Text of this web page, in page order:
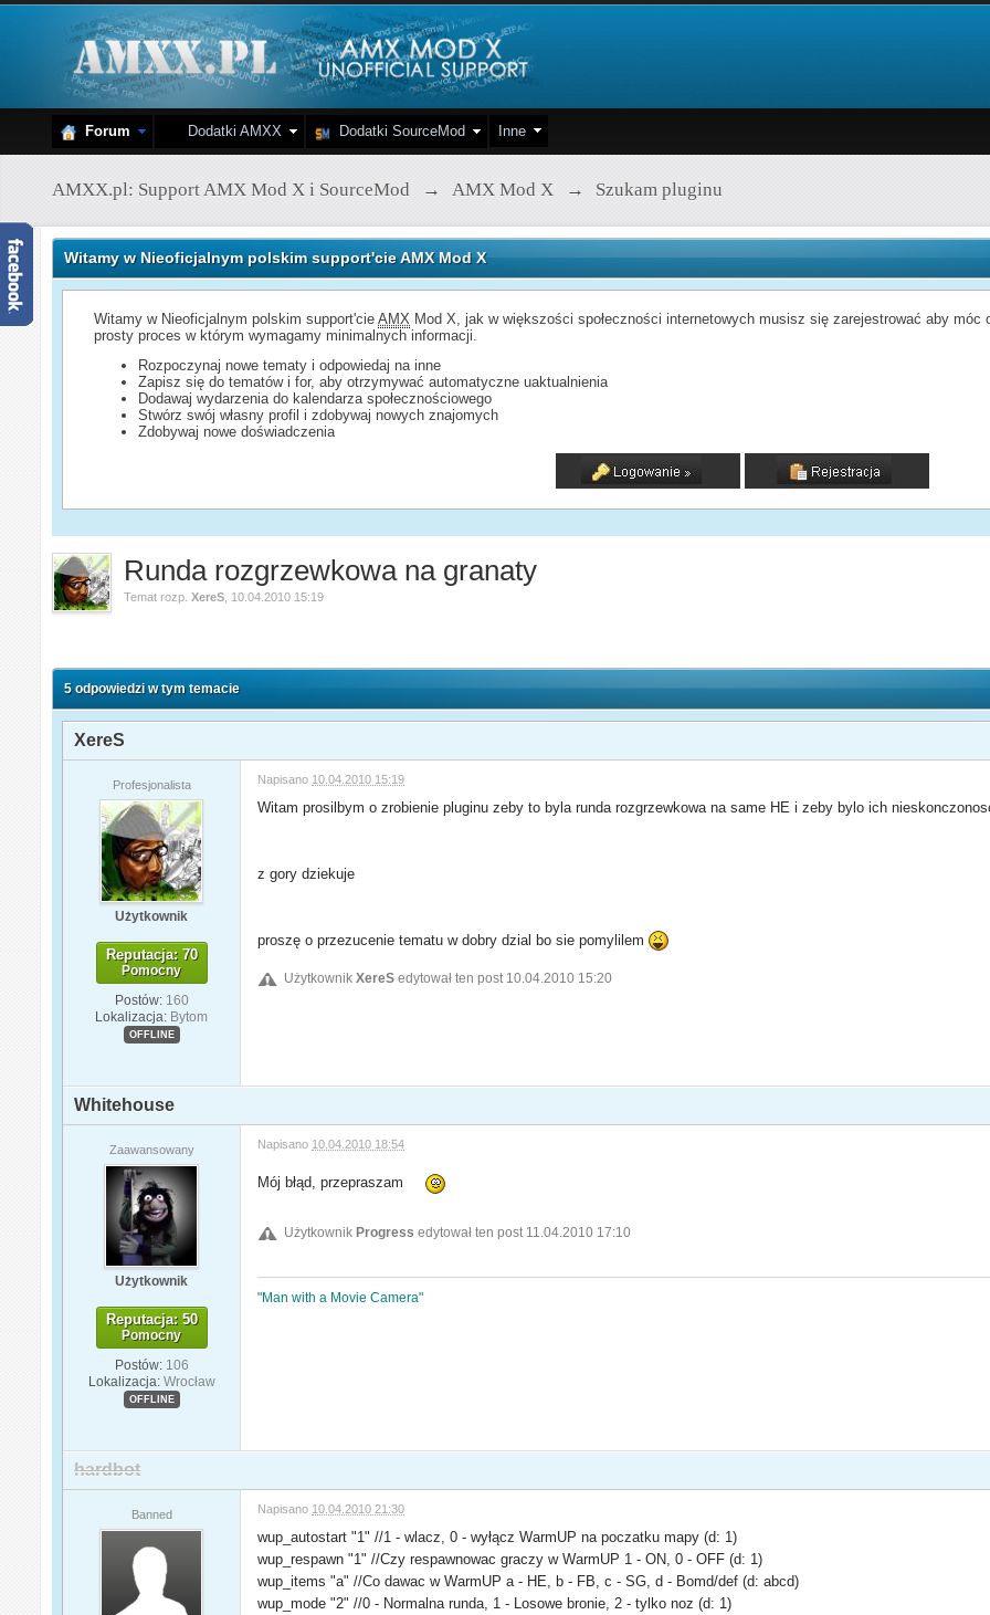
Forum Dodatki AMXX Dodatki SourceMod Inne
AMXX.pl: Support AMX Mod X i SourceMod → AMX Mod X → Szukam pluginu
Witamy w Nieoficjalnym polskim support'cie AMX Mod X
Witamy w Nieoficjalnym polskim support'cieAMX Mod X, jak w większości społeczności internetowych musisz się zarejestrować aby
prosty proces w którym wymagamy minimalnych informacji.
Rozpoczynaj nowe tematy i odpowiedaj na inne
Zapisz się do tematów i for, aby otrzymywać automatyczne uaktualnienia
Dodawaj wydarzenia do kalendarza społecznościowego
Stwórz swój własny profil i zdobywaj nowych znajomych
Zdobywaj nowe doświadczenia
Runda rozgrzewkowa na granaty
Temat rozp.XereS 10.04.2010 15:19
5 odpowiedzi w tym temacie
XereS
Profesjonalista
Użytkownik
Reputacja: 70
Pomocny
Postów: 160
Lokalizacja: Bytom
OFFLINE
Napisano 10.04.2010 15:19
Witam prosilbym o zrobienie pluginu zeby to byla runda rozgrzewkowa na same HE i zeby bylo ich
z gory dziekuje
proszę o przezucenie tematu w dobry dzial bo sie pomylilem
UżytkownikXereS edytował ten post 10.04.2010 15:20
Whitehouse
Zaawansowany
Użytkownik
Reputacja: 50
Pomocny
Postów: 106
Lokalizacja: Wrocław
OFFLINE
Napisano 10.04.2010 18:54
Mój błąd, przepraszam
UżytkownikProgress edytował ten post 11.04.2010 17:10
"Man with a Movie Camera"
hardbot
Banned Napisano 10.04.2010 21:30
wup_autostart "1" //1 - wlacz, 0 - wyłącz WarmUP na poczatku mapy (d: 1)
wup_respawn "1" //Czy respawnowac graczy w WarmUP 1 - ON, 0 - OFF (d: 1)
wup_items "a" //Co dawac w WarmUP a - HE, b - FB, c - SG, d - Bomd/def (d: abcd)
wup_mode "2" //0 - Normalna runda, 1 - Losowe bronie, 2 - tylko noz (d: 1)